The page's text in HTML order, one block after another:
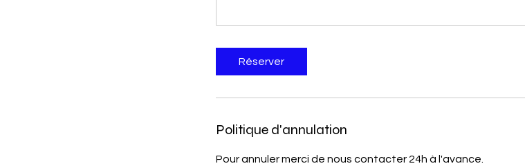
Réserver
Politique d'annulation
Pour annuler merci de nous contacter 24h à l'avance.